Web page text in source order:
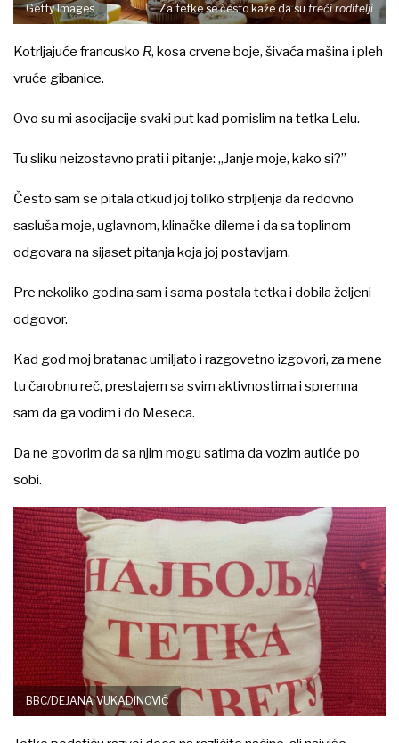
Getty Images Za tetke se često kaže da sutreći roditelji
Kotrljajuće francusko R, kosa crvene boje, šivaća mašina i pleh
vruće gibanice.
Ovo su mi asocijacije svaki put kad pomislim na tetka Lelu.
Tu sliku neizostavno prati i pitanje: „Janje moje, kako si?”
Često sam se pitala otkud joj toliko strpljenja da redovno
sasluša moje, uglavnom, klinačke dileme i da sa toplinom
odgovara na sijaset pitanja koja joj postavljam.
Pre nekoliko godina sam i sama postala tetka i dobila željeni
odgovor.
Kad god moj bratanac umiljato i razgovetno izgovori, za mene
tu čarobnu reč, prestajem sa svim aktivnostima i spremna
sam da ga vodim i do Meseca.
Da ne govorim da sa njim mogu satima da vozim autiće po
sobi.
BBC/DEJANA VUKADINOVIĆ